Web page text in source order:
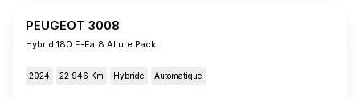
PEUGEOT 3008
Hybrid 180 E-Eat8 Allure Pack
2024 22 946 Km Hybride Automatique